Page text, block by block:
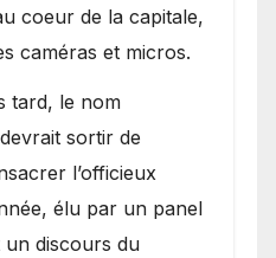
coeur de la capitale,
caméras et micros.
tard, le nom
sortir de
l’officieux
élu par un panel
un discours du